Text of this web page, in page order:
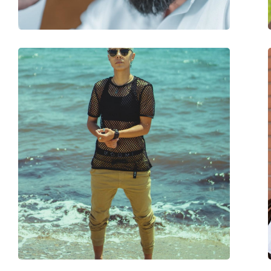
accessoires
Koker:
Ja
Overig
Geslacht:
Vrouwen
Categorie:
Zonnebrillen
Merk:
Moschino Love
Functie:
Fashion
Code:
MOL034/S 086 HA